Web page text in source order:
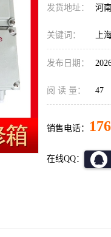
发货地址： 河
关键词： 上
发布日期：
阅 读 量： 47
销售电话：
在线QQ：